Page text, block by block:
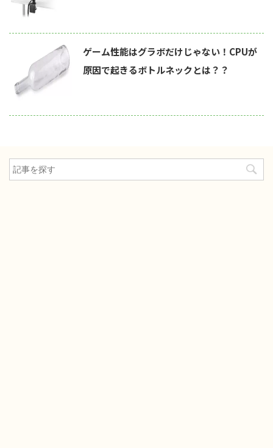
ゲーム性能はグラボだけじゃない！CPUが
原因で起きるボトルネックとは？？